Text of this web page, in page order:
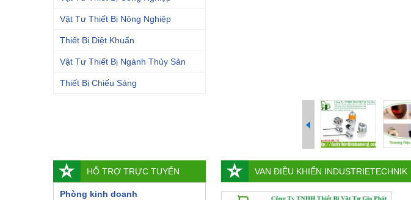
Vật Tư Thiết Bị Nông Nghiệp
Thiết Bị Diệt Khuẩn
Vật Tư Thiết Bị Ngành Thủy Sản
Thiết Bị Chiếu Sáng
HỖ TRỢ TRỰC TUYẾN
Phòng kinh doanh
VAN ĐIỀU KHIỂN INDUSTRIETECHNIK